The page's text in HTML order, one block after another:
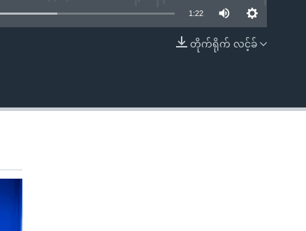
EMBED
1:22
တိုက်ရိုက် လင့်ခ်